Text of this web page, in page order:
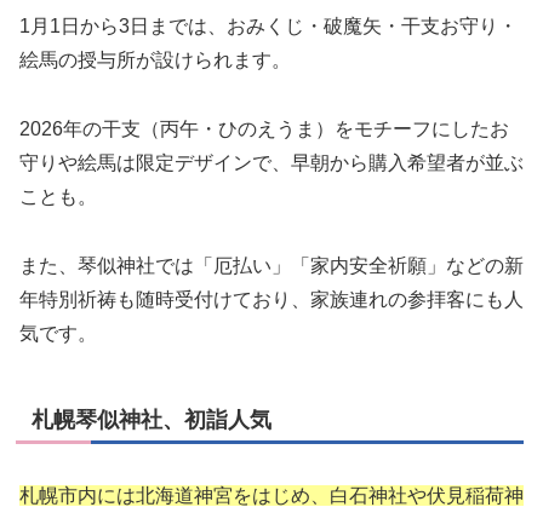
1月1日から3日までは、おみくじ・破魔矢・干支お守り・
絵馬の授与所が設けられます。
2026年の干支（丙午・ひのえうま）をモチーフにしたお
守りや絵馬は限定デザインで、早朝から購入希望者が並ぶ
ことも。
また、琴似神社では「厄払い」「家内安全祈願」などの新
年特別祈祷も随時受付けており、家族連れの参拝客にも人
気です。
札幌琴似神社、初詣人気
札幌市内には北海道神宮をはじめ、白石神社や伏見稲荷神